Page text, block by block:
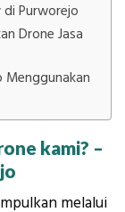
di Purworejo
Drone Jasa
Menggunakan
kami? –
melalui